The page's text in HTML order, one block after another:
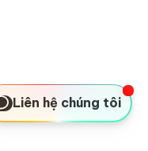
Liên hệ chúng tôi